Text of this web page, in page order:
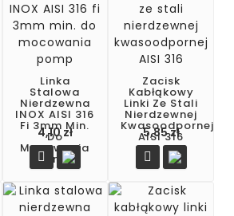
Linka
Stalowa
Nierdzewna
INOX AISI 316
Fi 3mm Min.
Do
Mocowania
Pomp
4,10 zł

Zacisk
Kabłąkowy
Linki Ze Stali
Nierdzewnej
Kwasoodpornej
AISI 316
5,85 zł
